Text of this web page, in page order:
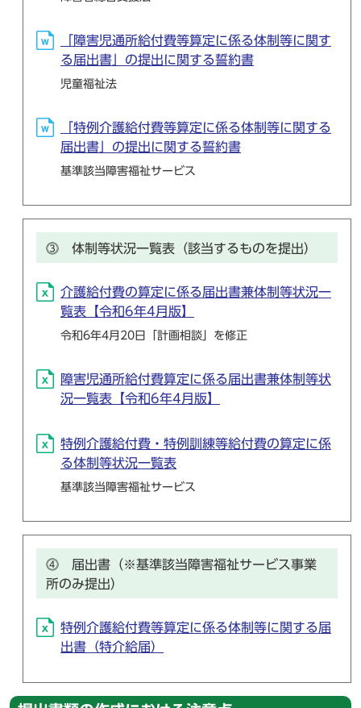
「障害児通所給付費等算定に係る体制等に関す
る届出書」の提出に関する誓約書
児童福祉法
「特例介護給付費等算定に係る体制等に関する
届出書」の提出に関する誓約書
基準該当障害福祉サービス
⓷ 体制等状況一覧表（該当するものを提出）
介護給付費の算定に係る届出書兼体制等状況一
覧表【令和6年4月版】
令和6年4月20日「計画相談」を修正
障害児通所給付費算定に係る届出書兼体制等状
況一覧表【令和6年4月版】
特例介護給付費・特例訓練等給付費の算定に係
る体制等状況一覧表
基準該当障害福祉サービス
⓸ 届出書（※基準該当障害福祉サービス事業
所のみ提出）
特例介護給付費等算定に係る体制等に関する届
出書（特介給届）